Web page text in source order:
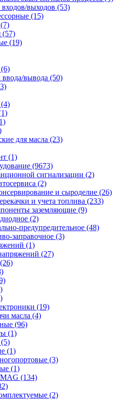
выходов (53)
(15)
(57)
(19)
вывода (50)
для масла (23)
(1)
(9673)
сигнализации (2)
(2)
и сыроделие (26)
и учета топлива (233)
заземляющие (9)
(2)
предупредительное (48)
заправочное (3)
(1)
(27)
(19)
масла (4)
(96)
(1)
(1)
(3)
(1)
(134)
(2)